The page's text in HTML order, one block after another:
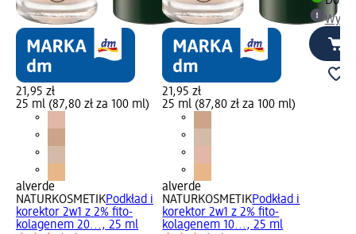
21,95 zł
25 ml (87,80 zł za 100 ml)
alverde
NATURKOSMETIKPodkład i
korektor 2w1 z 2% fito-
kolagenem 20..., 25 ml
21,95 zł
25 ml (87,80 zł za 100 ml)
alverde
NATURKOSMETIKPodkład i
korektor 2w1 z 2% fito-
kolagenem 10..., 25 ml